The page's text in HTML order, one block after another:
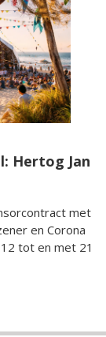
Hertog Jan
met
en Corona
tot en met 21